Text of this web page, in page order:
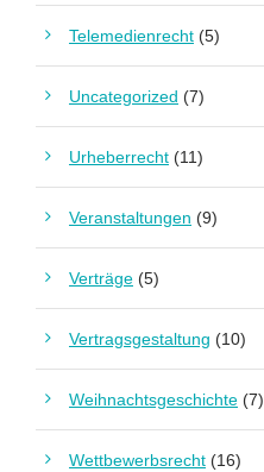
Telemedienrecht (5)
Uncategorized (7)
Urheberrecht (11)
Veranstaltungen (9)
Verträge (5)
Vertragsgestaltung (10)
Weihnachtsgeschichte (7)
Wettbewerbsrecht (16)